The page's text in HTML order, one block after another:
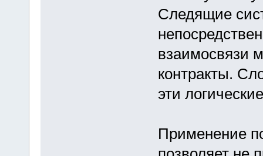
Следящие
взаимосвязи
контракты.
эти
Применение